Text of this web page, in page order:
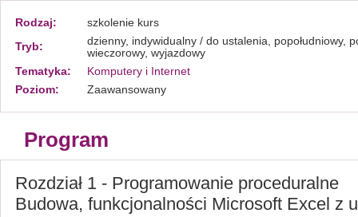
Rodzaj:
szkolenie kurs
Tryb:
dzienny, indywidualny / do ustalenia, popołudniowy,
wieczorowy, wyjazdowy
Tematyka:
Komputery i Internet
Poziom:
Zaawansowany
Program
Rozdział 1 - Programowanie proceduralne
Budowa, funkcjonalności Microsoft Excel z